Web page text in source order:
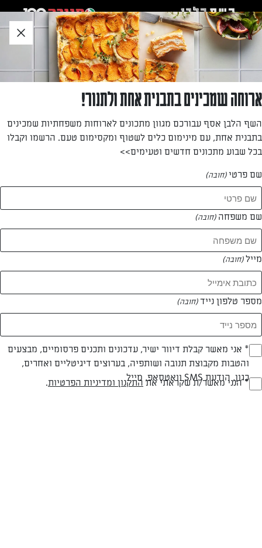
לאזור
תוכן
תחתון
פרי שטרן
—
המתכונים של פרי שטרן
1 מתכונים
ארוחה שמכינים בתבנית אחת ולתנור!
השף הלבן אסף עבורכם מגוון מתכונים לארוחות משפחתיות שמכינים
בתבנית אחת, עם מינימום כלים לשטוף ומקסימום טעם. הרשמו וקבלו
בכל שבוע מתכונים חדשים וטעימים>>
שם פרטי(חובה)
שם משפחה (חובה)
מייל(חובה)
מספר טלפון נייד(חובה)
(חובה)* אני מאשר קבלת דיוור ישיר, עדכונים ותכנים פרסומיים, מבצעים
והטבות מקבוצת תנובה ושותפיה, בערוצים דיגיטליים ואחרים,
כגון, הודעת SMS וואטסאפ, מייל(חובה)* הנני מאשר/ת שקראתי את התקנון ומדיניות הפרטיות.